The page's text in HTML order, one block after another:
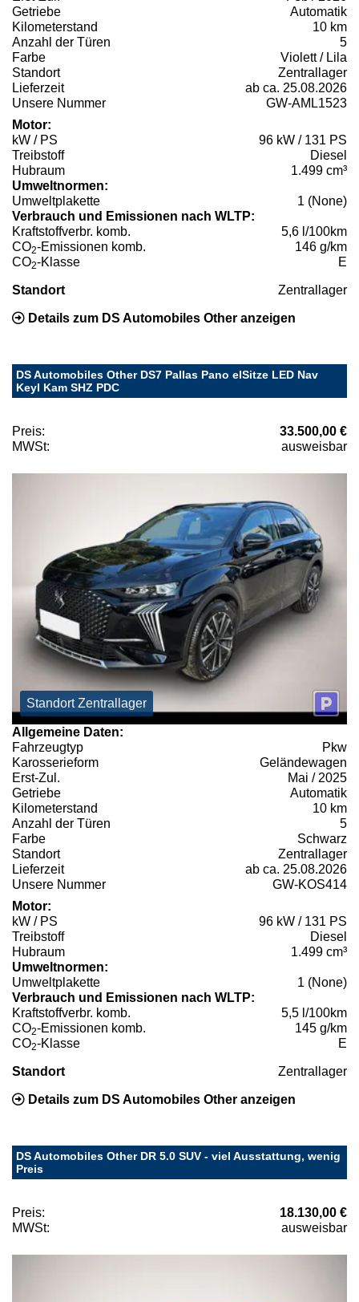
Getriebe
Automatik
Kilometerstand
10 km
Anzahl der Türen
5
Farbe
Violett / Lila
Standort
Zentrallager
Lieferzeit
ab ca. 25.08.2026
Unsere Nummer
GW-AML1523
Motor:
kW / PS
96 kW / 131 PS
Treibstoff
Diesel
Hubraum
1.499 cm³
Umweltnormen:
Umweltplakette
1 (None)
Verbrauch und Emissionen nach WLTP:
Kraftstoffverbr. komb.
5,6 l/100km
CO2-Emissionen komb.
146 g/km
CO2-Klasse E
Standort Zentrallager
Details zum DS Automobiles Other anzeigen
DS Automobiles Other DS7 Pallas Pano elSitze LED Nav
Keyl Kam SHZ PDC
Preis:
33.500,00 €
MWSt:
ausweisbar
Standort Zentrallager
Allgemeine Daten:
Fahrzeugtyp
Pkw
Karosserieform
Geländewagen
Erst-Zul.
Mai / 2025
Getriebe
Automatik
Kilometerstand
10 km
Anzahl der Türen
5
Farbe
Schwarz
Standort
Zentrallager
Lieferzeit
ab ca. 25.08.2026
Unsere Nummer
GW-KOS414
Motor:
kW / PS
96 kW / 131 PS
Treibstoff
Diesel
Hubraum
1.499 cm³
Umweltnormen:
Umweltplakette
1 (None)
Verbrauch und Emissionen nach WLTP:
Kraftstoffverbr. komb.
5,5 l/100km
CO2-Emissionen komb.
145 g/km
CO2-Klasse E
Standort Zentrallager
Details zum DS Automobiles Other anzeigen
DS Automobiles Other DR 5.0 SUV - viel Ausstattung, wenig
Preis
Preis:
18.130,00 €
MWSt:
ausweisbar